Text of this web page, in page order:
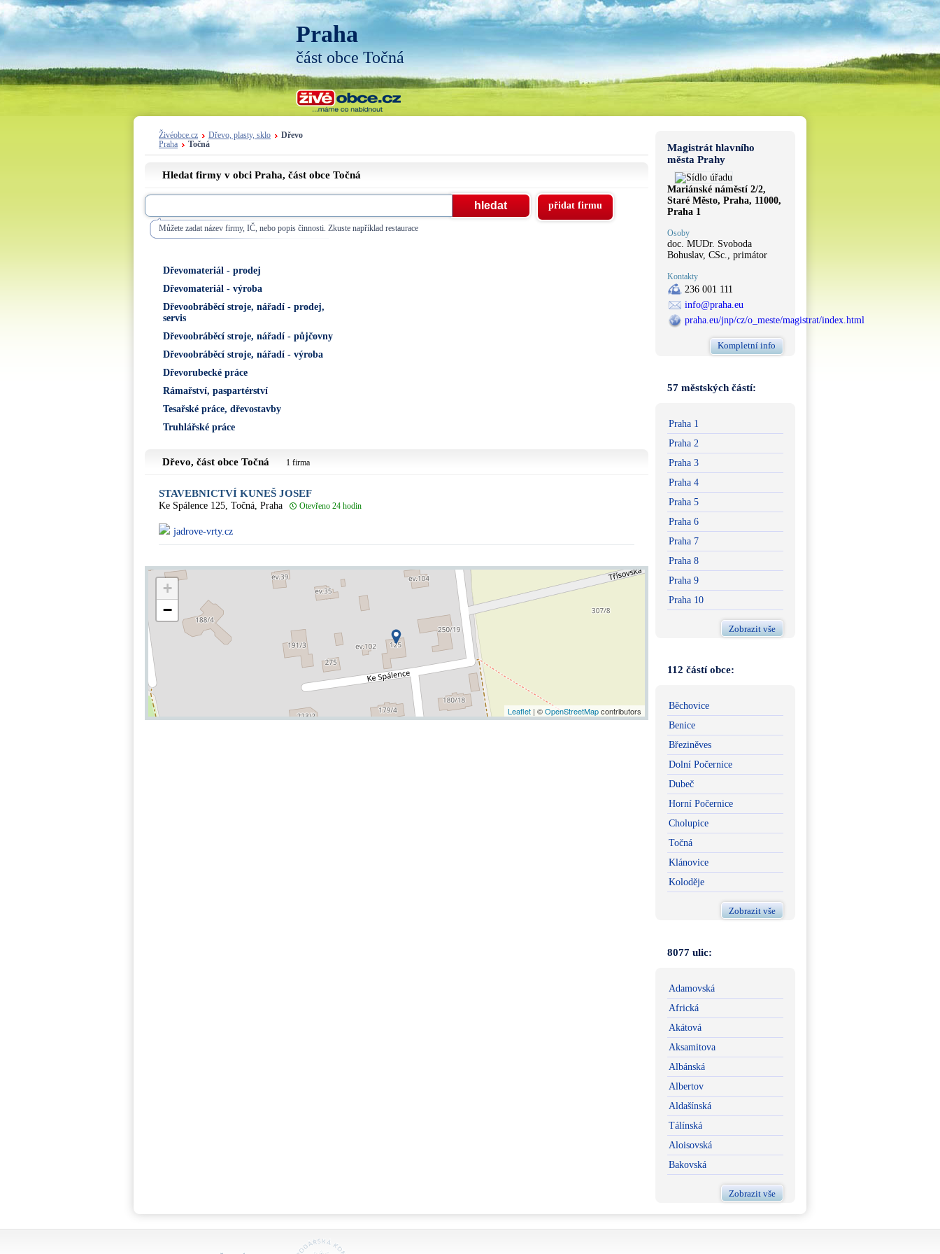
Praha
část obce Točná
Živéobce.cz Dřevo, plasty, sklo
Dřevo
Praha
Točná
Hledat firmy v obci Praha, část obce Točná
Můžete zadat název firmy, IČ, nebo popis činnosti. Zkuste například restaurace
přidat firmu
Dřevomateriál - prodej
Dřevomateriál - výroba
Dřevoobráběcí stroje, nářadí - prodej,
servis
Dřevoobráběcí stroje, nářadí - půjčovny
Dřevoobráběcí stroje, nářadí - výroba
Dřevorubecké práce
Rámařství, paspartérství
Tesařské práce, dřevostavby
Truhlářské práce
Dřevo, část obce Točná 1 firma
STAVEBNICTVÍ KUNEŠ JOSEF
Ke Spálence 125, Točná, Praha Otevřeno 24 hodin
jadrove-vrty.cz
+
−
Leaflet | ©OpenStreetMapcontributors
Magistrát hlavního
města Prahy
Mariánské náměstí 2/2,
Staré Město, Praha, 11000,
Praha 1
Osoby
doc. MUDr. Svoboda
Bohuslav, CSc., primátor
Kontakty
236 001 111
info@praha.eu
praha.eu/jnp/cz/o_meste/magistrat/index.html
Kompletní info
57 městských částí:
Praha 1
Praha 2
Praha 3
Praha 4
Praha 5
Praha 6
Praha 7
Praha 8
Praha 9
Praha 10
Zobrazit vše
112 částí obce:
Běchovice
Benice
Březiněves
Dolní Počernice
Dubeč
Horní Počernice
Cholupice
Točná
Klánovice
Koloděje
Zobrazit vše
8077 ulic:
Adamovská
Africká
Akátová
Aksamitova
Albánská
Albertov
Aldašínská
Tálínská
Aloisovská
Bakovská
Zobrazit vše